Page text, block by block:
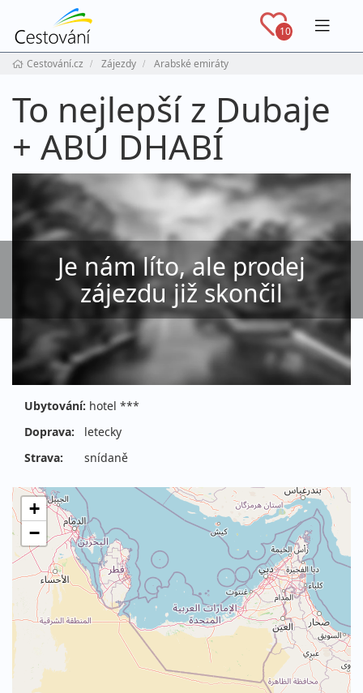
10
Cestování.cz Zájezdy Arabské emiráty
To nejlepší z Dubaje
+ ABÚ DHABÍ
Je nám líto, ale prodej
zájezdu již skončil
Ubytování: hotel ***
Doprava:
letecky
Strava:
snídaně
+
−